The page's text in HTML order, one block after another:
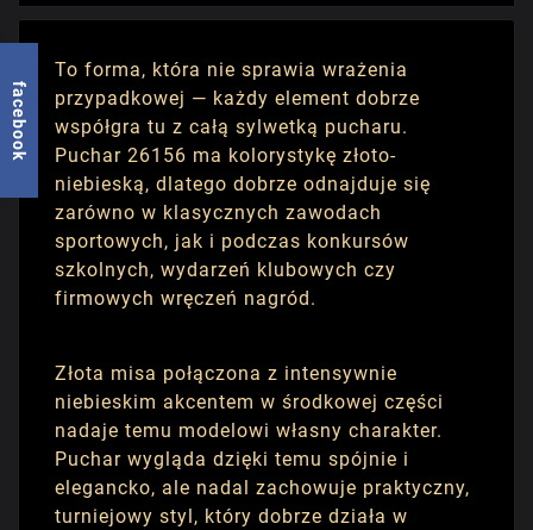
To forma, która nie sprawia wrażenia
przypadkowej — każdy element dobrze
współgra tu z całą sylwetką pucharu.
Puchar 26156 ma kolorystykę złoto-
niebieską, dlatego dobrze odnajduje się
zarówno w klasycznych zawodach
sportowych, jak i podczas konkursów
szkolnych, wydarzeń klubowych czy
firmowych wręczeń nagród.
Złota misa połączona z intensywnie
niebieskim akcentem w środkowej części
nadaje temu modelowi własny charakter.
Puchar wygląda dzięki temu spójnie i
elegancko, ale nadal zachowuje praktyczny,
turniejowy styl, który dobrze działa w
facebook